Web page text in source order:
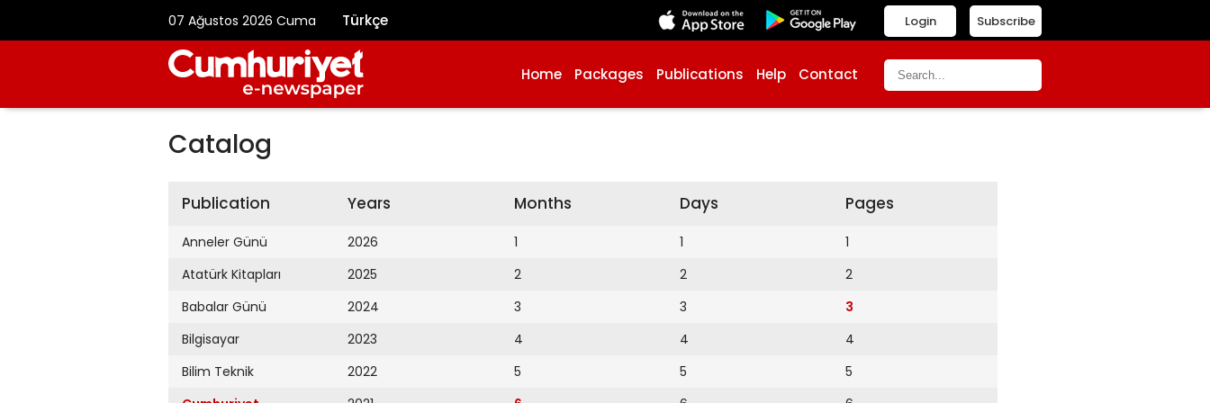
07 Ağustos 2026 Cuma Türkçe Subscribe
Login
Home Packages Publications Help Contact
Catalog
Publication
Anneler Günü
Atatürk Kitapları
Babalar Günü
Bilgisayar
Bilim Teknik
Years
2026
2025
2024
2023
2022
Months
1
2
3
4
5
Days
1
2
3
4
5
Pages
1
2
3
4
5